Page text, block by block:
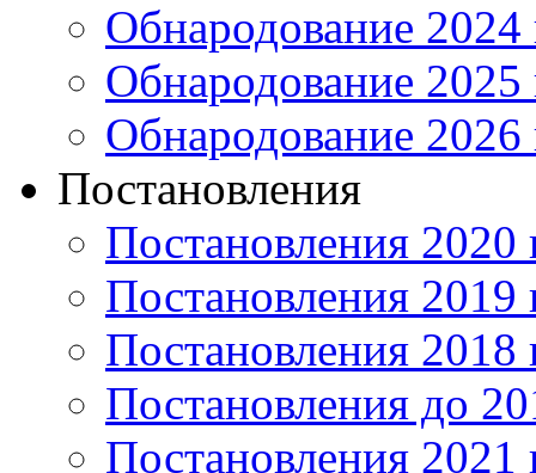
Обнародование 2024
Обнародование 2025
Обнародование 2026
Постановления
Постановления 2020
Постановления 2019
Постановления 2018
Постановления до
Постановления 2021